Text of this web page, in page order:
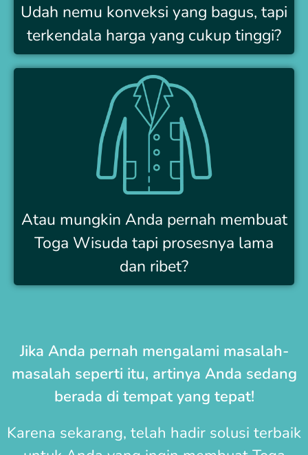
Udah nemu konveksi yang bagus, tapi
terkendala harga yang cukup tinggi?
Atau mungkin Anda pernah membuat
Toga Wisuda tapi prosesnya lama
dan ribet?
Jika Anda pernah mengalami masalah-
masalah seperti itu, artinya Anda sedang
berada di tempat yang tepat!
Karena sekarang, telah hadir solusi terbaik